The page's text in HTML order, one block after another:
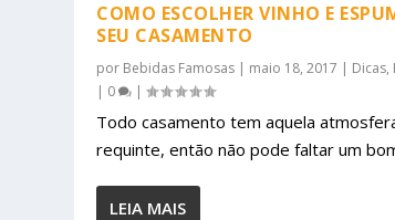
COMO ESCOLHER VINHO E
SEU CASAMENTO
por Bebidas Famosas | maio 18, 2017 | Dicas,
| 0 |
Todo casamento tem aquela
requinte, então não pode faltar um
LEIA MAIS